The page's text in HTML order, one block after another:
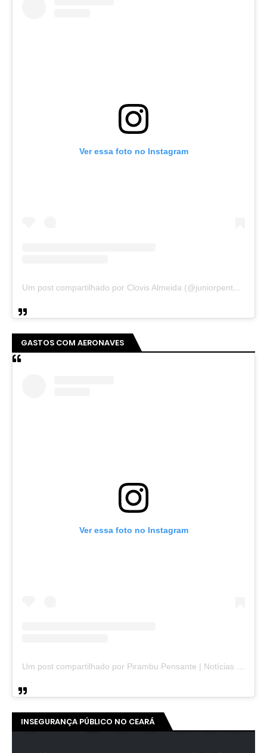
Ver essa foto no Instagram
Um post compartilhado por Clovis Almeida (@juniorpentecoste01)
GASTOS COM AERONAVES
Ver essa foto no Instagram
Um post compartilhado por Pirambu Pensante | Notícias & Entretenimento (@pirambupensante)
INSEGURANÇA PÚBLICO NO CEARÁ